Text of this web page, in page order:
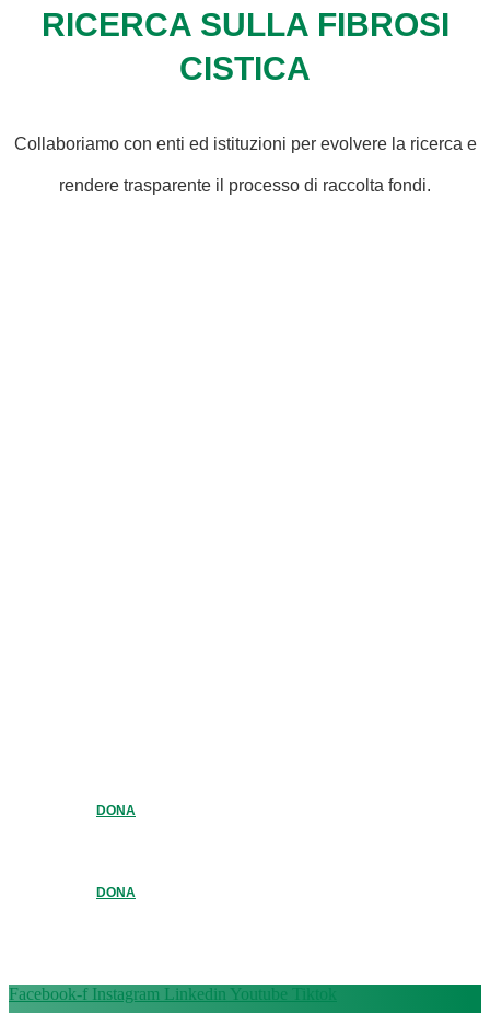
RICERCA SULLA FIBROSI
CISTICA
Collaboriamo con enti ed istituzioni per evolvere la ricerca e
rendere trasparente il processo di raccolta fondi.
DONA
DONA
Facebook-f Instagram Linkedin Youtube Tiktok